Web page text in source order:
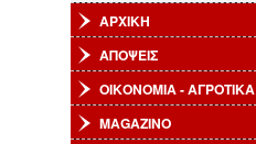
ΑΡΧΙΚΗ
ΑΠΟΨΕΙΣ
ΟΙΚΟΝΟΜΙΑ - ΑΓΡΟΤΙΚΑ
MAGAZINO